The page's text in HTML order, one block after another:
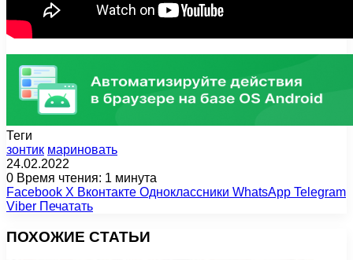
Теги
зонтик мариновать
24.02.2022
0 Время чтения: 1 минута
Facebook X Вконтакте Одноклассники WhatsApp Telegram
Viber Печатать
ПОХОЖИЕ СТАТЬИ